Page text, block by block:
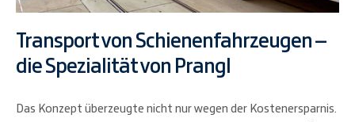
Transport von Schienenfahrzeugen –
die Spezialität von Prangl
Das Konzept überzeugte nicht nur wegen der Kostenersparnis.